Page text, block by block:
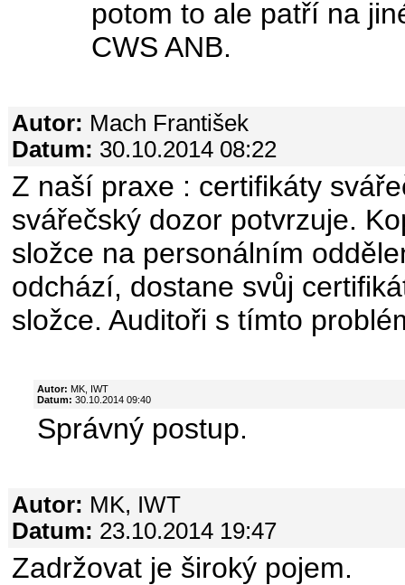
potom to ale patří na
CWS ANB.
Autor: Mach František
Datum: 30.10.2014 08:22
Z naší praxe : certifikáty
svářečský dozor potvrzuje.
složce na personálním
odchází, dostane svůj
složce. Auditoři s tímto
Autor: MK, IWT
Datum: 30.10.2014 09:40
Správný postup.
Autor: MK, IWT
Datum: 23.10.2014 19:47
Zadržovat je široký pojem.